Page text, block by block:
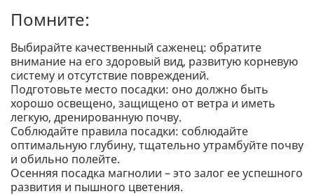
Помните:
Выбирайте качественный саженец: обратите
внимание на его здоровый вид, развитую корневую
систему и отсутствие повреждений.
Подготовьте место посадки: оно должно быть
хорошо освещено, защищено от ветра и иметь
легкую, дренированную почву.
Соблюдайте правила посадки: соблюдайте
оптимальную глубину, тщательно утрамбуйте почву
и обильно полейте.
Осенняя посадка магнолии – это залог ее успешного
развития и пышного цветения.